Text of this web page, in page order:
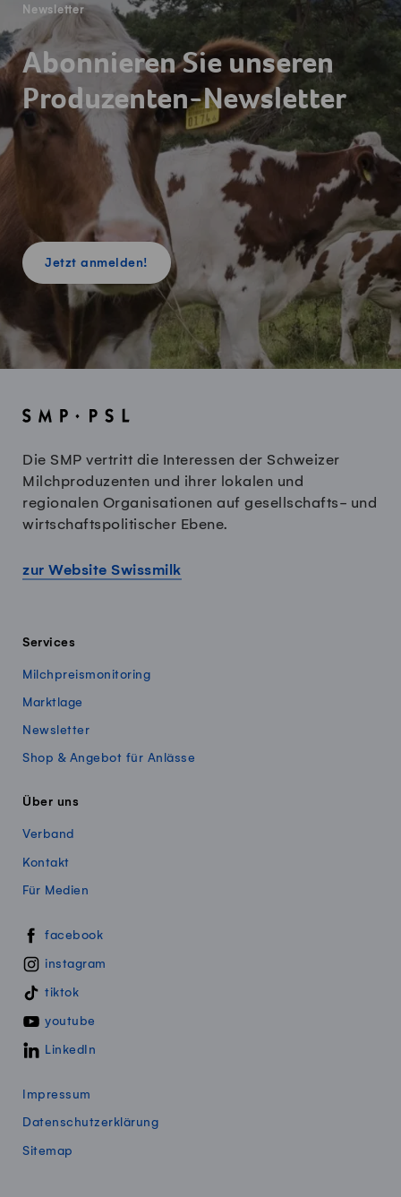
Newsletter
Abonnieren Sie unseren
Produzenten-Newsletter
Jetzt anmelden!
Die SMP vertritt die Interessen der Schweizer
Milchproduzenten und ihrer lokalen und
regionalen Organisationen auf gesellschafts- und
wirtschaftspolitischer Ebene.
zur Website Swissmilk
Services
Milchpreismonitoring
Marktlage
Newsletter
Shop & Angebot für Anlässe
Über uns
Verband
Kontakt
Für Medien
Swissmillk auf Social Media
facebook
instagram
tiktok
youtube
LinkedIn
Impressum
Datenschutzerklärung
Sitemap